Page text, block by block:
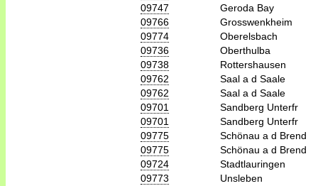
09747
Geroda Bay
09766
Grosswenkheim
09774
Oberelsbach
09736
Oberthulba
09738
Rottershausen
09762
Saal a d Saale
09762
Saal a d Saale
09701
Sandberg Unterfr
09701
Sandberg Unterfr
09775
Schönau a d Brend
09775
Schönau a d Brend
09724
Stadtlauringen
09773
Unsleben